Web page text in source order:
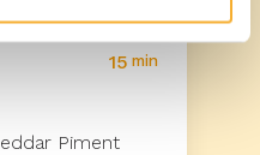
15 min
Piment